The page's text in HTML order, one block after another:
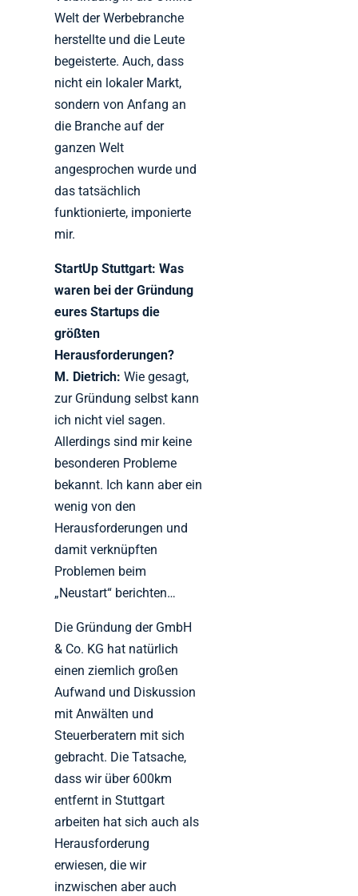
Welt der Werbebranche
herstellte und die Leute
begeisterte. Auch, dass
nicht ein lokaler Markt,
sondern von Anfang an
die Branche auf der
ganzen Welt
angesprochen wurde und
das tatsächlich
funktionierte, imponierte
mir.
StartUp Stuttgart: Was
waren bei der Gründung
eures Startups die
größten
Herausforderungen?
M. Dietrich:Wie gesagt,
zur Gründung selbst kann
ich nicht viel sagen.
Allerdings sind mir keine
besonderen Probleme
bekannt. Ich kann aber ein
wenig von den
Herausforderungen und
damit verknüpften
Problemen beim
„Neustart“ berichten…
Die Gründung der GmbH
& Co. KG hat natürlich
einen ziemlich großen
Aufwand und Diskussion
mit Anwälten und
Steuerberatern mit sich
gebracht. Die Tatsache,
dass wir über 600km
entfernt in Stuttgart
arbeiten hat sich auch als
Herausforderung
erwiesen, die wir
inzwischen aber auch